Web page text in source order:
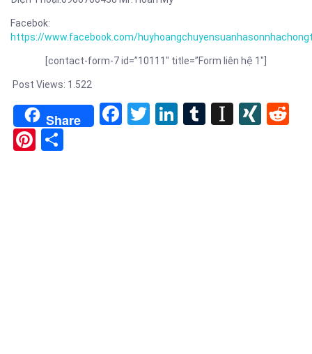
Facebok:
https://www.facebook.com/
[contact-form-7 id=”10111″ title=”Form liên hệ 1″]
Post Views: 1.522
Share Facebook
TwitterLinkedIn
Tumblr
Pinterest